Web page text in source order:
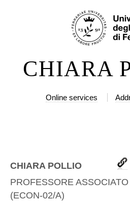
SkipCHIARA
Online services
CHIARA POLLIO
PROFESSORE ASSOCIATO
(ECON-02/A)